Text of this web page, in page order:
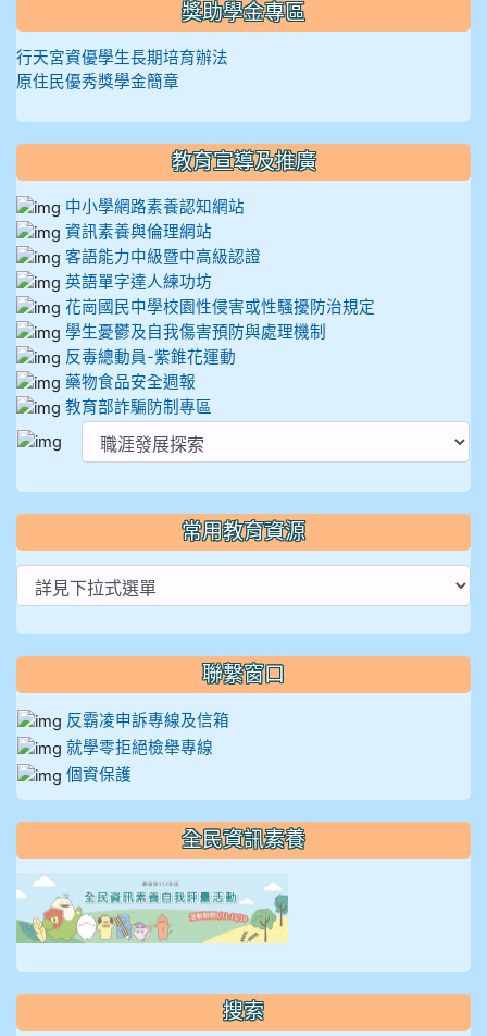
獎助學金專區
行天宮資優學生長期培育辦法
原住民優秀獎學金簡章
教育宣導及推廣
中小學網路素養認知網站
資訊素養與倫理網站
客語能力中級暨中高級認證
英語單字達人練功坊
花崗國民中學校園性侵害或性騷擾防治規定
學生憂鬱及自我傷害預防與處理機制
反毒總動員-紫錐花運動
藥物食品安全週報
教育部詐騙防制專區
常用教育資源
聯繫窗口
反霸凌申訴專線及信箱
就學零拒絕檢舉專線
個資保護
全民資訊素養
搜索